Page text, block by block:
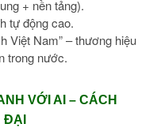
+ nền tảng).
tự động cao.
Việt Nam” – thương hiệu
trong nước.
VỚI AI – CÁCH
ĐẠI